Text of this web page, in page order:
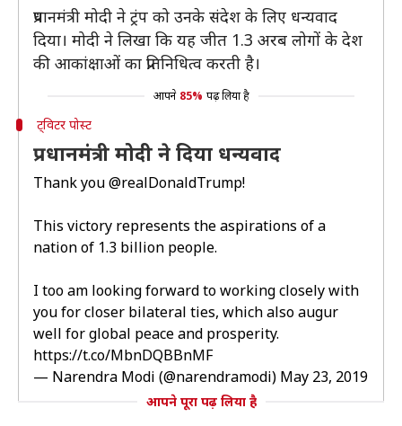
प्रधानमंत्री मोदी ने ट्रंप को उनके संदेश के लिए धन्यवाद
दिया। मोदी ने लिखा कि यह जीत 1.3 अरब लोगों के देश
की आकांक्षाओं का प्रतिनिधित्व करती है।
आपने 85% पढ़ लिया है
ट्विटर पोस्ट
प्रधानमंत्री मोदी ने दिया धन्यवाद
Thank you@realDonaldTrump!
This victory represents the aspirations of a
nation of 1.3 billion people.
I too am looking forward to working closely with
you for closer bilateral ties, which also augur
well for global peace and prosperity.
https://t.co/MbnDQBBnMF
— Narendra Modi (@narendramodi) May 23, 2019
आपने पूरा पढ़ लिया है